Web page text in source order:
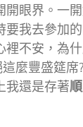
開眼界。一
要我去參加
裡不安，為
麼豐盛筵席
我還是存著